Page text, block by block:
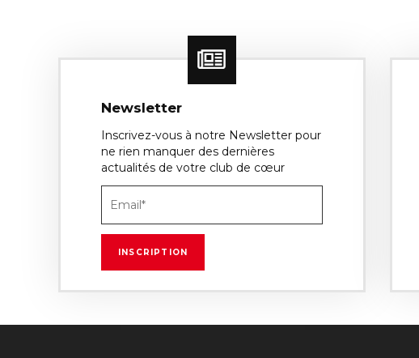
Newsletter
Inscrivez-vous à notre Newsletter pour
ne rien manquer des dernières
actualités de votre club de cœur